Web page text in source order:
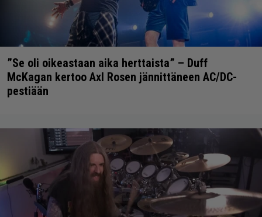
”Se oli oikeastaan aika herttaista” – Duff
McKagan kertoo Axl Rosen jännittäneen AC/DC-
pestiään